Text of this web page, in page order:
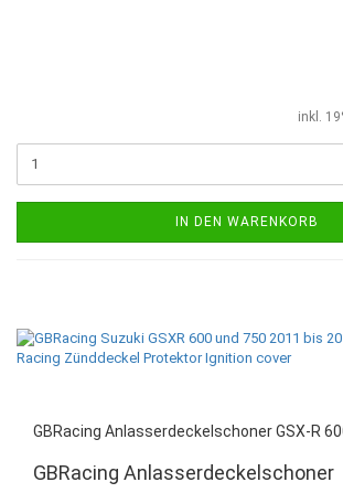
inkl.
IN DEN WARENKORB
GBRacing Anlasserdeckelschoner GSX-R
GBRacing Anlasserdeckelschoner